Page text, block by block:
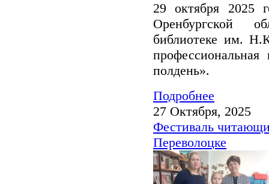
29 октября 2025
Оренбургской
библиотеке им.
полдень».
Подробнее
27 Октября, 2025
Фестиваль
Переволоцке